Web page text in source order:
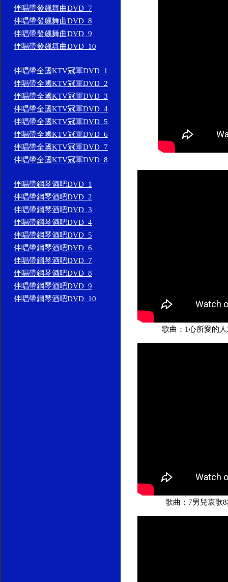
伴唱帶發飆舞曲DVD_7
伴唱帶發飆舞曲DVD_8
伴唱帶發飆舞曲DVD_9
伴唱帶發飆舞曲DVD_10
伴唱帶全國KTV冠軍DVD_1
伴唱帶全國KTV冠軍DVD_2
伴唱帶全國KTV冠軍DVD_3
伴唱帶全國KTV冠軍DVD_4
伴唱帶全國KTV冠軍DVD_5
伴唱帶全國KTV冠軍DVD_6
伴唱帶全國KTV冠軍DVD_7
伴唱帶全國KTV冠軍DVD_8
伴唱帶鋼琴酒吧DVD_1
伴唱帶鋼琴酒吧DVD_2
伴唱帶鋼琴酒吧DVD_3
伴唱帶鋼琴酒吧DVD_4
伴唱帶鋼琴酒吧DVD_5
伴唱帶鋼琴酒吧DVD_6
伴唱帶鋼琴酒吧DVD_7
伴唱帶鋼琴酒吧DVD_8
伴唱帶鋼琴酒吧DVD_9
伴唱帶鋼琴酒吧DVD_10
歌曲：1心所愛的
歌曲：7男兒哀歌